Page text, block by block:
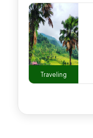
Traveling